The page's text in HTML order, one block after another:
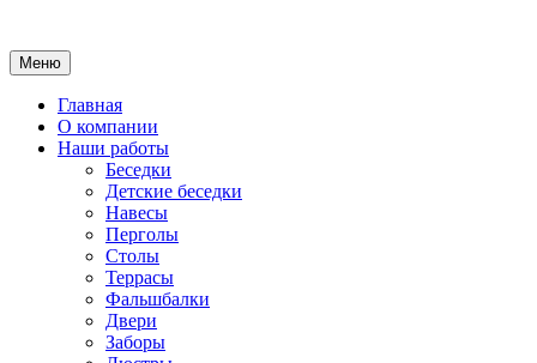
Меню
Главная
О компании
Наши работы
Беседки
Детские беседки
Навесы
Перголы
Столы
Террасы
Фальшбалки
Двери
Заборы